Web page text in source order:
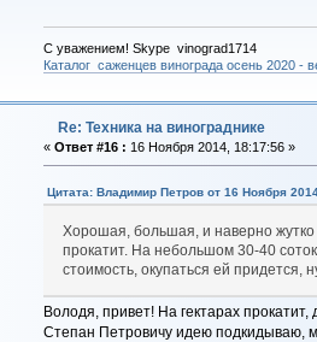
С уважением! Skype vinograd1714
Каталог саженцев винограда осень 2020 -
Re: Техника на винограднике
« Ответ #16 : 16 Ноября 2014, 18:17:56 »
Цитата: Владимир Петров от 16 Ноября
Хорошая, большая, и наверно жутко
прокатит. На небольшом 30-40
стоимость, окупаться ей придется,
Володя, привет! На гектарах
Степан Петровичу идею подкидываю,